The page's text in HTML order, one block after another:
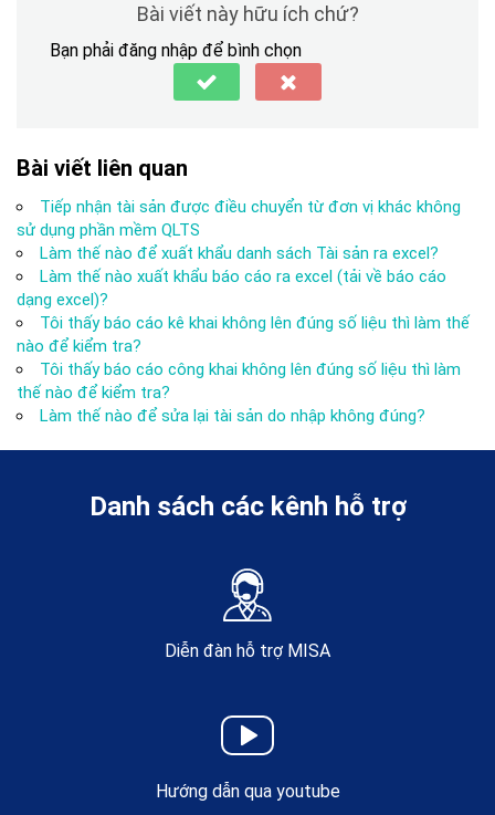
Bài viết này hữu ích chứ?
Bạn phải đăng nhập để bình chọn
Bài viết liên quan
Tiếp nhận tài sản được điều chuyển từ đơn vị khác không
sử dụng phần mềm QLTS
Làm thế nào để xuất khẩu danh sách Tài sản ra excel?
Làm thế nào xuất khẩu báo cáo ra excel (tải về báo cáo
dạng excel)?
Tôi thấy báo cáo kê khai không lên đúng số liệu thì làm thế
nào để kiểm tra?
Tôi thấy báo cáo công khai không lên đúng số liệu thì làm
thế nào để kiểm tra?
Làm thế nào để sửa lại tài sản do nhập không đúng?
Danh sách các kênh hỗ trợ
Diễn đàn hỗ trợ MISA
Hướng dẫn qua youtube